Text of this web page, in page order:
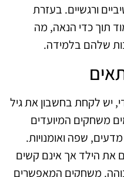
ורגשיים. בעזרת
תוך כדי הנאה, מה
שלהם בלמידה.
יש לקחת בחשבון את גיל
משחקים המיועדים
שפה ואומנויות.
את הילד אך אינם קשים
משחקים המאפשרים